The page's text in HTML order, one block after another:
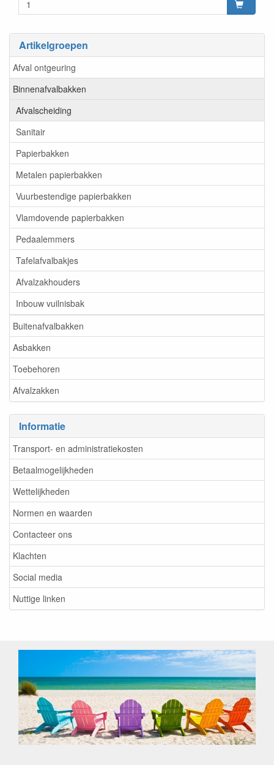
Artikelgroepen
Afval ontgeuring
Binnenafvalbakken
Afvalscheiding
Sanitair
Papierbakken
Metalen papierbakken
Vuurbestendige papierbakken
Vlamdovende papierbakken
Pedaalemmers
Tafelafvalbakjes
Afvalzakhouders
Inbouw vuilnisbak
Buitenafvalbakken
Asbakken
Toebehoren
Afvalzakken
Informatie
Transport- en administratiekosten
Betaalmogelijkheden
Wettelijkheden
Normen en waarden
Contacteer ons
Klachten
Social media
Nuttige linken